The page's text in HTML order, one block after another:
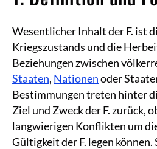
Wesentlicher Inhalt der F. ist
Kriegszustands und die
Beziehungen zwischen
Staaten, Nationenoder
Bestimmungen treten hinter
Ziel und Zweck der F. zurück,
langwierigen Konflikten um
Gültigkeit der F. legen können.